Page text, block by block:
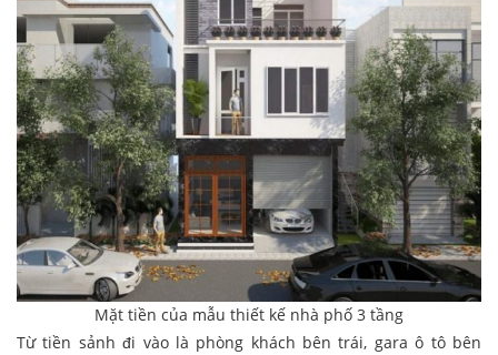
Mặt tiền của mẫu thiết kế nhà phố 3 tầng
Từ tiền sảnh đi vào là phòng khách bên trái, gara ô tô bên